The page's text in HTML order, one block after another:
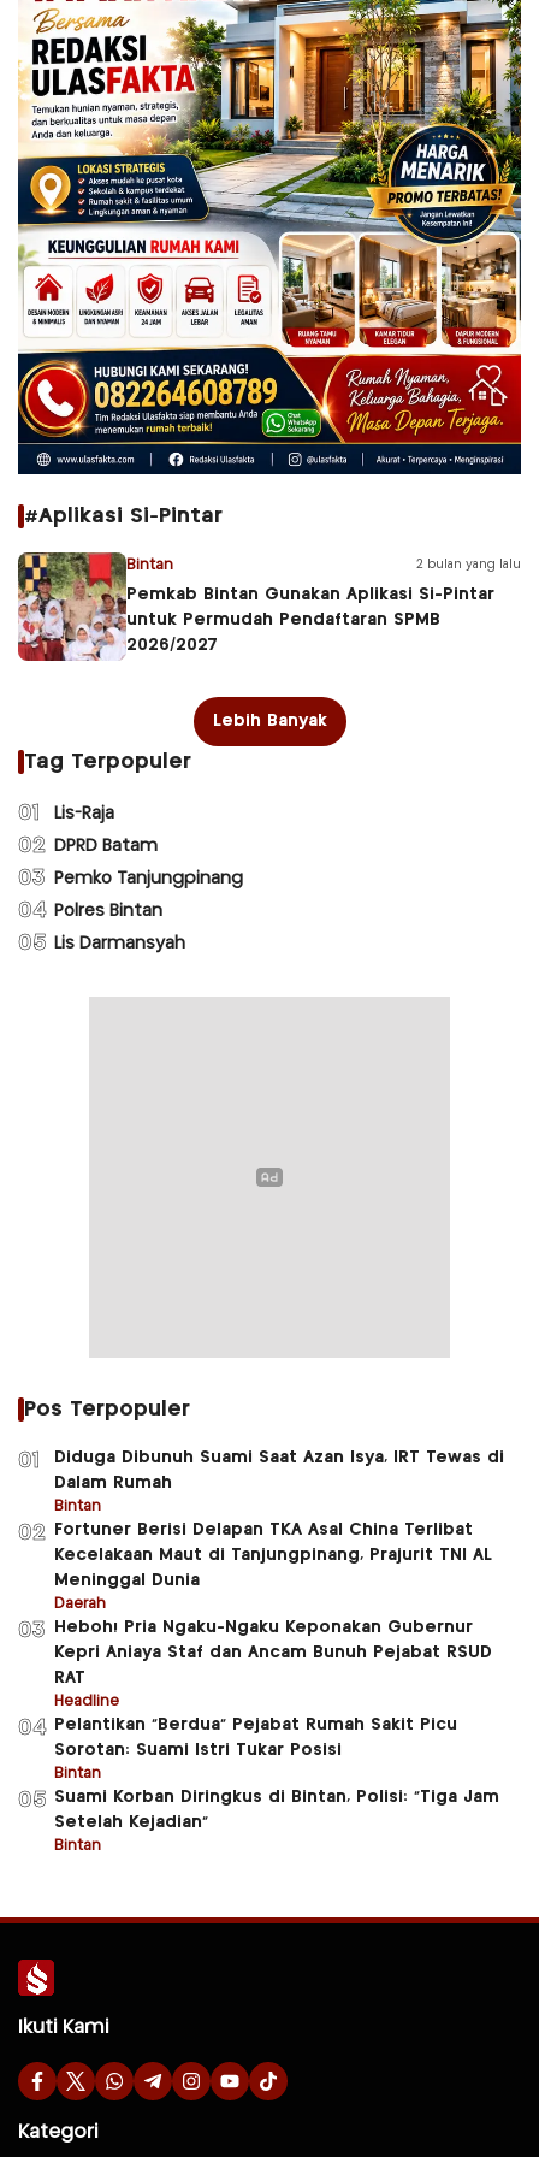
#Aplikasi Si-Pintar
Bintan 2 bulan yang lalu
Pemkab Bintan Gunakan Aplikasi Si-Pintar
untuk Permudah Pendaftaran SPMB
2026/2027
Lebih Banyak
Tag Terpopuler
01 Lis-Raja
02 DPRD Batam
03 Pemko Tanjungpinang
04 Polres Bintan
05 Lis Darmansyah
Pos Terpopuler
01
Diduga Dibunuh Suami Saat Azan Isya, IRT Tewas di
Dalam Rumah
Bintan
02
Fortuner Berisi Delapan TKA Asal China Terlibat
Kecelakaan Maut di Tanjungpinang, Prajurit TNI AL
Meninggal Dunia
Daerah
03
Heboh! Pria Ngaku-Ngaku Keponakan Gubernur
Kepri Aniaya Staf dan Ancam Bunuh Pejabat RSUD
RAT
Headline
04
Pelantikan “Berdua” Pejabat Rumah Sakit Picu
Sorotan: Suami Istri Tukar Posisi
Bintan
05 Suami Korban Diringkus di Bintan, Polisi: “Tiga Jam
Setelah Kejadian”
Bintan
Ikuti Kami
Kategori